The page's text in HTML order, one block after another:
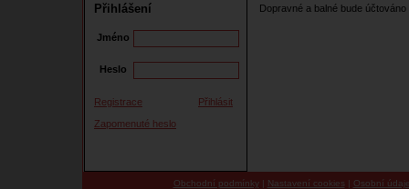
Přihlášení
Jméno
Heslo
Registrace
Přihlásit
Zapomenuté heslo
Dopravné a balné bude
Obchodní podmínky| Nastavení cookies | Osobní